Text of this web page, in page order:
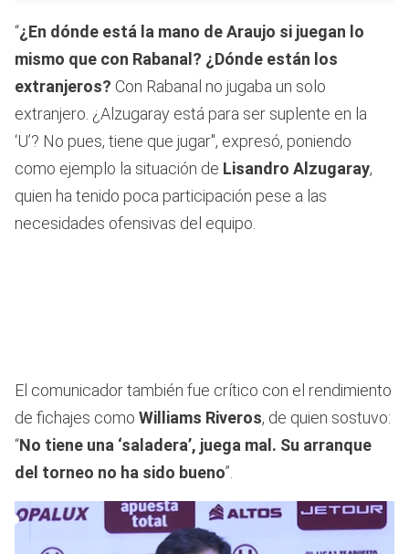
“¿En dónde está la mano de Araujo si juegan lo
mismo que con Rabanal? ¿Dónde están los
extranjeros? Con Rabanal no jugaba un solo
extranjero. ¿Alzugaray está para ser suplente en la
‘U’? No pues, tiene que jugar", expresó, poniendo
como ejemplo la situación de Lisandro Alzugaray,
quien ha tenido poca participación pese a las
necesidades ofensivas del equipo.
El comunicador también fue crítico con el rendimiento
de fichajes como Williams Riveros, de quien sostuvo:
“No tiene una ‘saladera’, juega mal. Su arranque
del torneo no ha sido bueno”.